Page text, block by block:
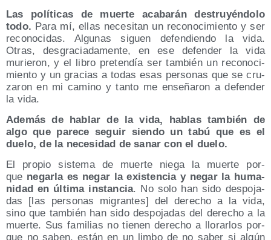
Las polí­ti­cas de muer­te aca­ba­rán des­tru­yén­do­lo
todo. Para mí, ellas nece­si­tan un reco­no­ci­mien­to y ser
reco­no­ci­das. Algu­nas siguen defen­dien­do la vida.
Otras, des­gra­cia­da­men­te, en ese defen­der la vida
murie­ron, y el libro pre­ten­día ser tam­bién un reco­no­ci­
mien­to y un gra­cias a todas esas per­so­nas que se cru­
za­ron en mi camino y tan­to me ense­ña­ron a defen­der
la vida.
Ade­más de hablar de la vida, hablas tam­bién de
algo que pare­ce seguir sien­do un tabú que es el
due­lo, de la nece­si­dad de sanar con el duelo.
El pro­pio sis­te­ma de muer­te nie­ga la muer­te por­
que negar­la es negar la exis­ten­cia y negar la huma­
ni­dad en últi­ma ins­tan­cia. No solo han sido des­po­ja­
das [las per­so­nas migran­tes] del dere­cho a la vida,
sino que tam­bién han sido des­po­ja­das del dere­cho a la
muer­te. Sus fami­lias no tie­nen dere­cho a llo­rar­los por­
que no saben, están en un lim­bo de no saber si algún